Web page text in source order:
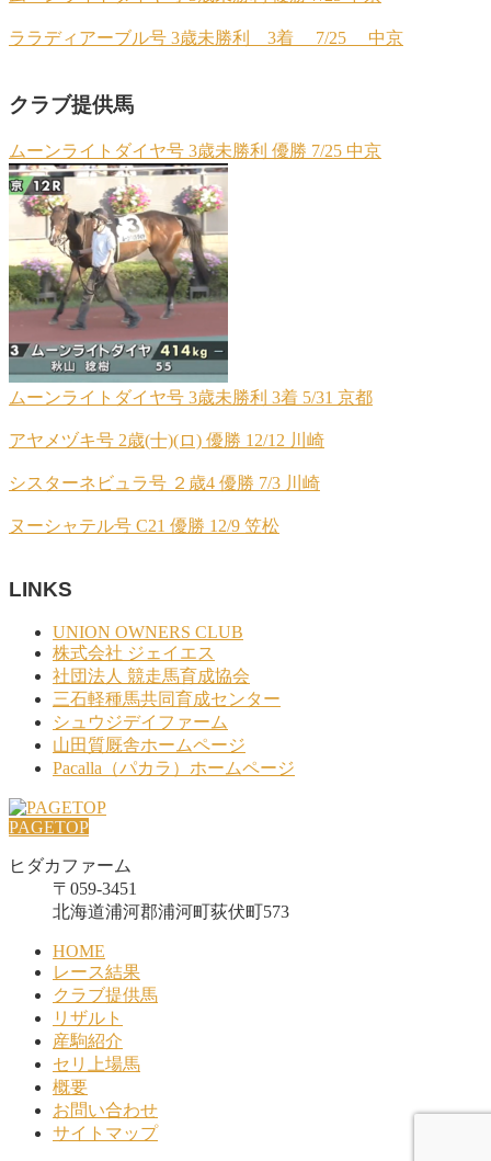
ララディアーブル号 3歳未勝利 3着 7/25 中京
クラブ提供馬
ムーンライトダイヤ号 3歳未勝利 優勝 7/25 中京
ムーンライトダイヤ号 3歳未勝利 3着 5/31 京都
アヤメヅキ号 2歳(十)(ロ) 優勝 12/12 川崎
シスターネビュラ号 ２歳4 優勝 7/3 川崎
ヌーシャテル号 C21 優勝 12/9 笠松
LINKS
UNION OWNERS CLUB
株式会社 ジェイエス
社団法人 競走馬育成協会
三石軽種馬共同育成センター
シュウジデイファーム
山田質厩舎ホームページ
Pacalla（パカラ）ホームページ
PAGETOP
ヒダカファーム
〒059-3451
北海道浦河郡浦河町荻伏町573
HOME
レース結果
クラブ提供馬
リザルト
産駒紹介
セリ上場馬
概要
お問い合わせ
サイトマップ